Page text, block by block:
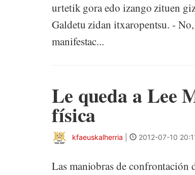
urtetik gora edo izango zituen
Galdetu zidan itxaropentsu. -
manifestac...
Le queda a Lee
física
kfaeuskalherria 2012-07-10
Las maniobras de confrontación